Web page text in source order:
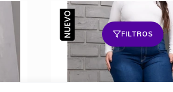
FILTROS